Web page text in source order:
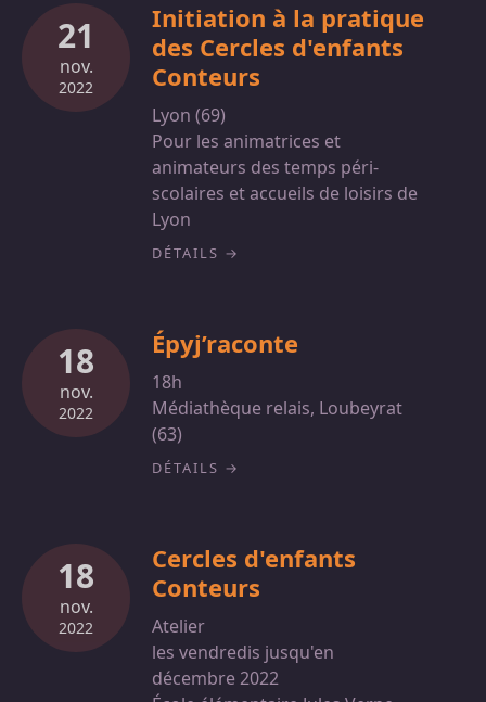
21
nov.
2022
Initiation à la pratique
des Cercles d'enfants
Conteurs
Lyon (69)
Pour les animatrices et
animateurs des temps péri-
scolaires et accueils de loisirs de
Lyon
DÉTAILS
18
nov.
2022
Épyj’raconte
18h
Médiathèque relais, Loubeyrat
(63)
DÉTAILS
18
nov.
2022
Cercles d'enfants
Conteurs
Atelier
les vendredis jusqu'en
décembre 2022